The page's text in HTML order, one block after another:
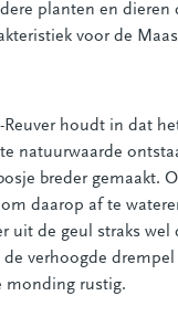
planten en
voor de
Reuver houdt in dat
natuurwaarde
breder gemaakt.
daarop af te
uit de geul straks
de verhoogde
monding rustig.